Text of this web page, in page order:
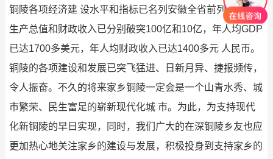
铜陵各项经济建 设水平和指标已名列安徽全省前列，国民
生产总值和财政收入已分别破突100亿和10亿，年人均GDP
已达1700多美元，年人均财政收入已达1400多元 人民币。
铜陵的各项建设和发展已突飞猛进、日新月异、捷报频传，
令人振奋。不久的将来家乡铜陵一定会是一个山青水秀、城
市繁荣、民生富足的崭新现代化城 市。为此，为支持现代
化新铜陵的早日实现，同时，我们广大的在深铜陵乡友也应
更加热心地关注家乡的建设与发展，积极投身到支持家乡的